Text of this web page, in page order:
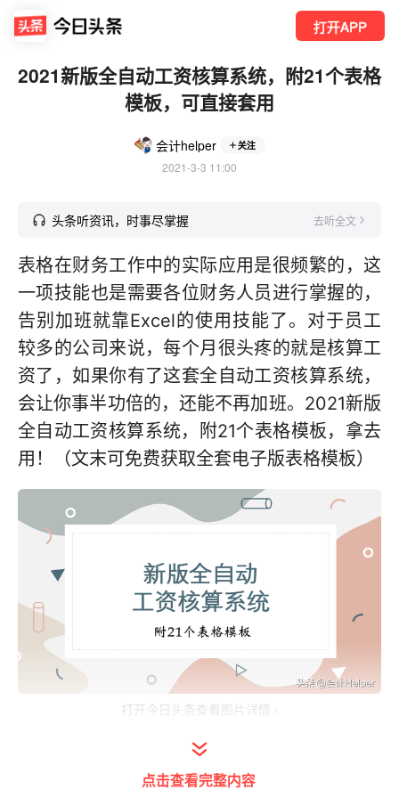
打开APP
2021新版全自动工资核算系统，附21个表格
模板，可直接套用
会计helper 关注
2021-3-3 11:00
头条听资讯，时事尽掌握 去听全文
表格在财务工作中的实际应用是很频繁的，这
一项技能也是需要各位财务人员进行掌握的，
告别加班就靠Excel的使用技能了。对于员工
较多的公司来说，每个月很头疼的就是核算工
资了，如果你有了这套全自动工资核算系统，
会让你事半功倍的，还能不再加班。2021新版
全自动工资核算系统，附21个表格模板，拿去
用！（文末可免费获取全套电子版表格模板）
打开今日头条查看图片详情
2021新版全自动工资核算系统（附21个模
点击查看完整内容